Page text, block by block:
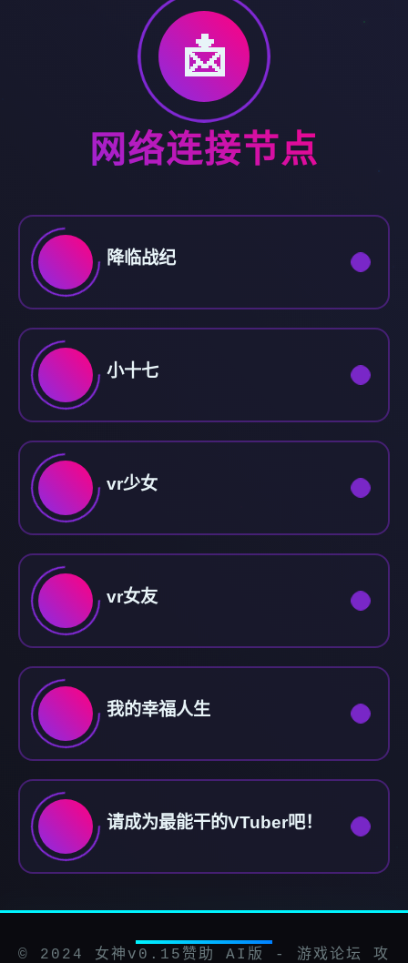
📩
网络连接节点
降临战纪
小十七
vr少女
vr女友
我的幸福人生
请成为最能干的VTuber吧！
© 2024 女神v0.15赞助 AI版 - 游戏论坛 攻